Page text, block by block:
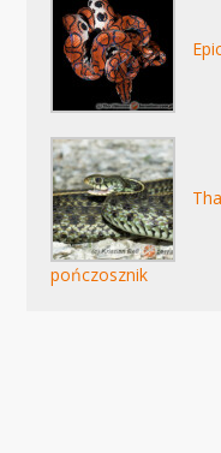
pończosznik